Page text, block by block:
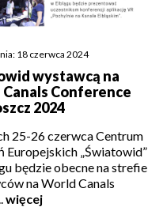
18 czerwca 2024
wystawcą na
Conference
2024
25-26 czerwca Centrum
Europejskich „Światowid”
będzie obecne na strefie
na World Canals
więcej